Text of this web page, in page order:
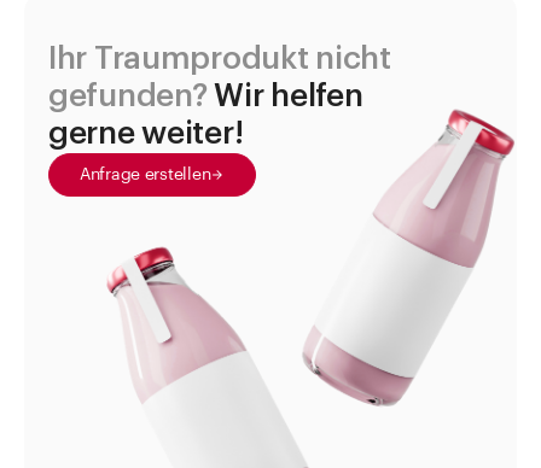
Zu den Merklisten
Ihr Traumprodukt nicht
gefunden? Wir helfen
gerne weiter!
Anfrage erstellen